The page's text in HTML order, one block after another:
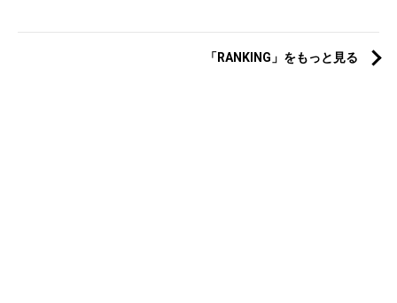
「RANKING」をもっと見る